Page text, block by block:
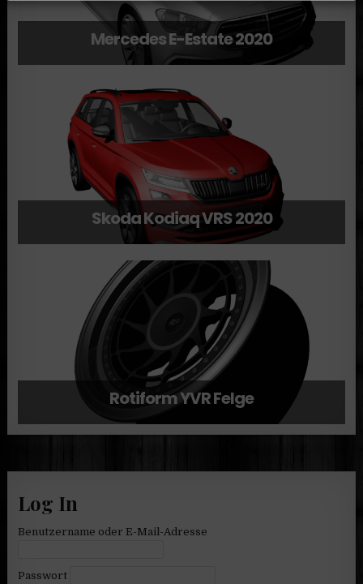
Mercedes E-Estate 2020
Skoda Kodiaq VRS 2020
Rotiform YVR Felge
Log In
Benutzername oder E-Mail-Adresse
Passwort